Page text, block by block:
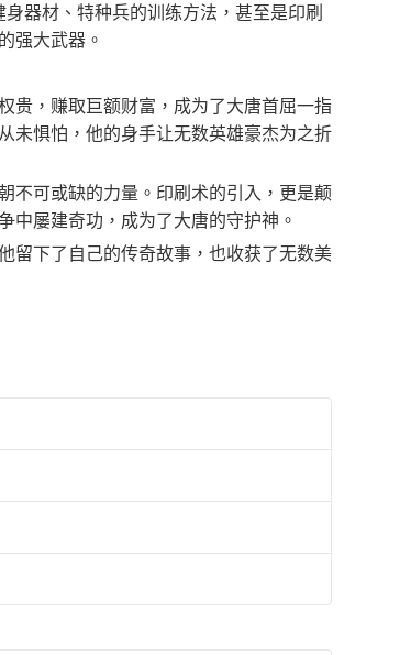
器材、特种兵的训练方法，甚至是印刷
强大武器。
贵，赚取巨额财富，成为了大唐首屈一指
未惧怕，他的身手让无数英雄豪杰为之折
不可或缺的力量。印刷术的引入，更是颠
中屡建奇功，成为了大唐的守护神。
留下了自己的传奇故事，也收获了无数美